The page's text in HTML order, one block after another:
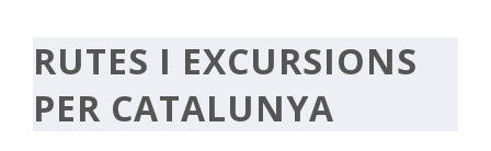
RUTES I EXCURSIONS
PER CATALUNYA